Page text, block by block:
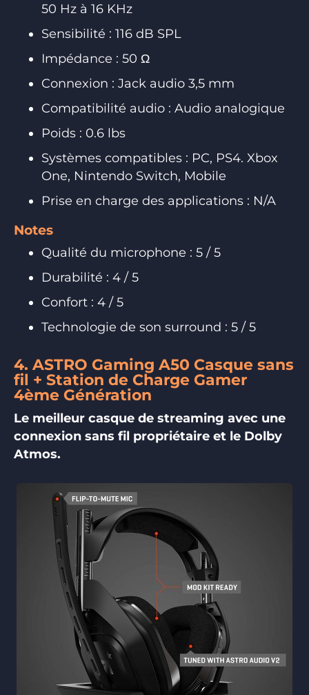
50 Hz à 16 KHz
Sensibilité : 116 dB SPL
Impédance : 50 Ω
Connexion : Jack audio 3,5 mm
Compatibilité audio : Audio analogique
Poids : 0.6 lbs
Systèmes compatibles : PC, PS4. Xbox
One, Nintendo Switch, Mobile
Prise en charge des applications : N/A
Notes
Qualité du microphone : 5 / 5
Durabilité : 4 / 5
Confort : 4 / 5
Technologie de son surround : 5 / 5
4. ASTRO Gaming A50 Casque sans
fil + Station de Charge Gamer
4ème Génération
Le meilleur casque de streaming avec une
connexion sans fil propriétaire et le Dolby
Atmos.